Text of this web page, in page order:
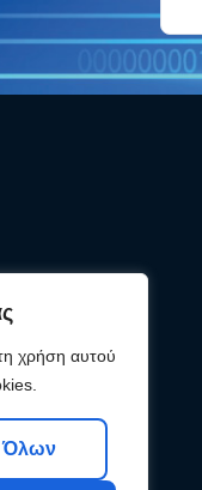
χρήση αυτού
Όλων